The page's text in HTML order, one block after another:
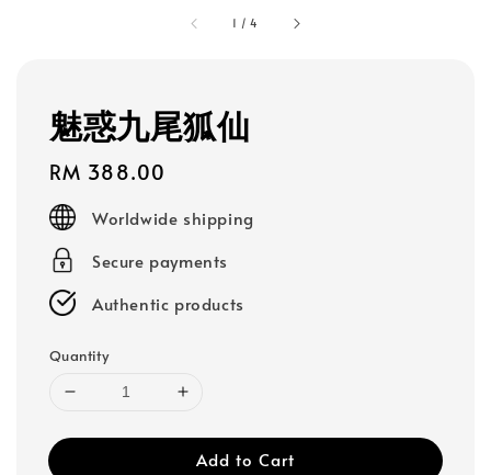
1 /4
魅惑九尾狐仙
Regular
price
RM 388.00
Worldwide shipping
Secure payments
Authentic products
Quantity
Add to Cart